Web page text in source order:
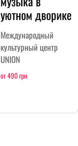
уютном дворике
Международный
культурный центр
UNION
от 490 грн